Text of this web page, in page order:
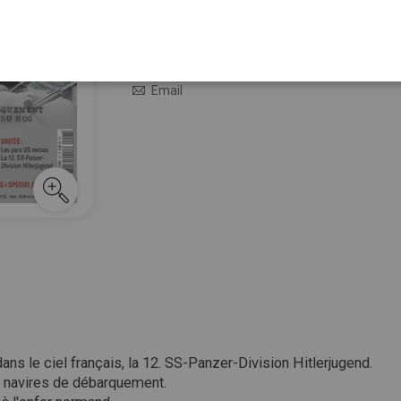
En stock
Email
le ciel français, la 12. SS-Panzer-Division Hitlerjugend.
de débarquement.